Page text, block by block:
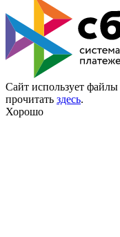
Сайт использует файлы
прочитать здесь.
Хорошо